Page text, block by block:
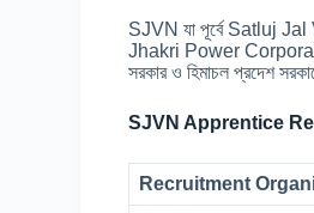
SJVN যা পূর্বে Satluj
Jhakri Power
সরকার ও হিমাচল প্রদেশ
SJVN Apprentice
Recruitment